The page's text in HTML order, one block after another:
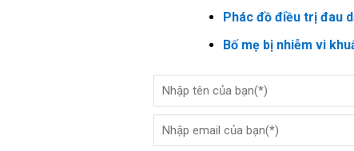
Phác đồ điều trị đau
Bố mẹ bị nhiễm vi